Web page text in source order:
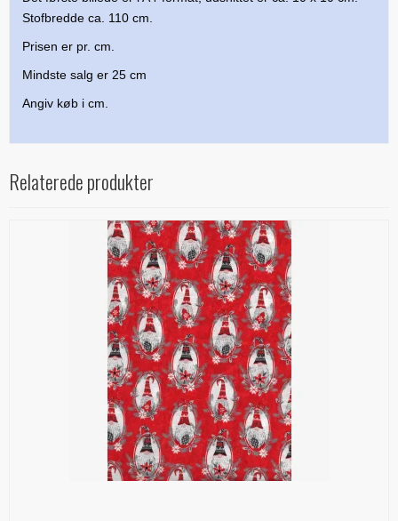
Stofbredde ca. 110 cm.
Prisen er pr. cm.
Mindste salg er 25 cm
Angiv køb i cm.
Relaterede produkter